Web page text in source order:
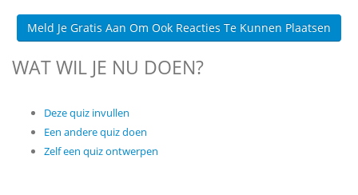
Meld Je Gratis Aan Om Ook Reacties Te Kunnen Plaatsen
WAT WIL JE NU DOEN?
Deze quiz invullen
Een andere quiz doen
Zelf een quiz ontwerpen